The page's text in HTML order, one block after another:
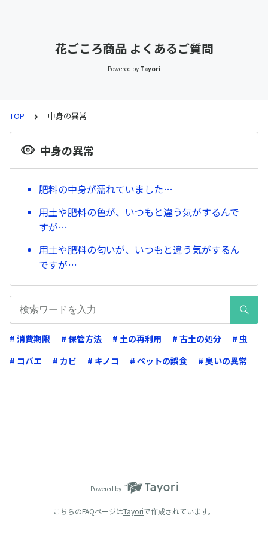
花ごころ商品 よくあるご質問
Powered by Tayori
TOP 中身の異常
中身の異常
肥料の中身が濡れていました…
用土や肥料の色が、いつもと違う気がするんで
すが…
用土や肥料の匂いが、いつもと違う気がするん
ですが…
# 消費期限 # 保管方法 # 土の再利用 # 古土の処分
# 虫
# コバエ
# カビ # キノコ # ペットの誤食 # 臭いの異常
Powered by
こちらのFAQページはTayoriで作成されています。